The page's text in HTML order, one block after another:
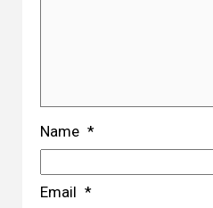
Name *
Email *